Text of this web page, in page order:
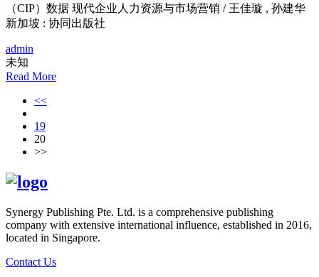
（CIP）数据 现代企业人力资源与市场营销 / 王佳璇 , 孙建华
新加坡 : 协同出版社
admin
未知
Read More
<<
19
20
>>
Synergy Publishing Pte. Ltd. is a comprehensive publishing
company with extensive international influence, established in 2016,
located in Singapore.
Contact Us